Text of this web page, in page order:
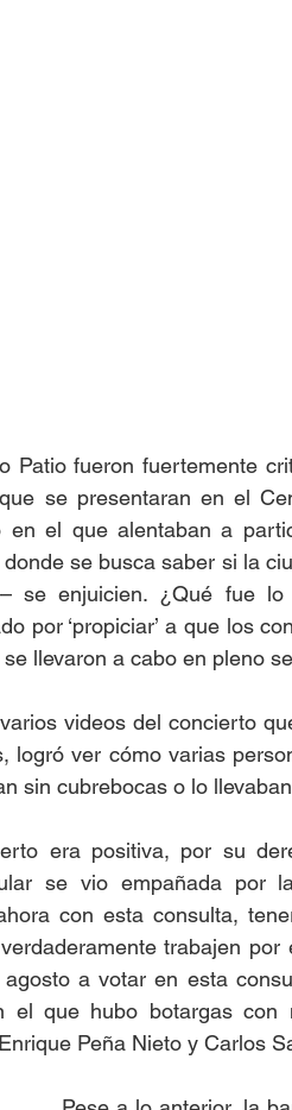
Patio fueron fuertemente
se presentaran en el
el que alentaban a
se busca saber si la
se enjuicien. ¿Qué fue
por ‘propiciar’ a que los
llevaron a cabo en pleno
videos del concierto
logró ver cómo varias
sin cubrebocas o lo
era positiva, por su
se vio empañada por
con esta consulta,
trabajen
a votar en esta
el que hubo botargas con
Peña Nieto y Carlos